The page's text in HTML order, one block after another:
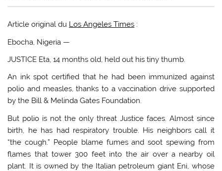
Article original du Los Angeles Times :
Ebocha, Nigeria —
JUSTICE Eta, 14 months old, held out his tiny thumb.
An ink spot certified that he had been immunized against
polio and measles, thanks to a vaccination drive supported
by the Bill & Melinda Gates Foundation.
But polio is not the only threat Justice faces. Almost since
birth, he has had respiratory trouble. His neighbors call it
“the cough.” People blame fumes and soot spewing from
flames that tower 300 feet into the air over a nearby oil
plant. It is owned by the Italian petroleum giant Eni, whose